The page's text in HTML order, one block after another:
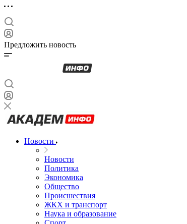
Предложить новость
Новости
Новости
Политика
Экономика
Общество
Происшествия
ЖКХ и транспорт
Наука и образование